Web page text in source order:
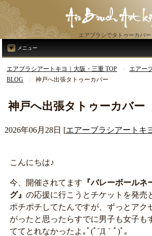
エアブラシでタトゥーカバー
メニュー
エアブラシアートキヨ｜大阪・三重 TOP
エアー
BLOG
神戸へ出張タトゥーカバー
神戸へ出張タトゥーカバー
2026年06月28日 [エアーブラシアートキ
こんにちは♪
今、開催されてます 『バレーボール
グ』 の応援に行こうとチケットを発売
ポチポチしてたんですが、ずっとアク
がったと思ったらすでに男子も女子も
ててとれなかったよ｡ﾟ(ﾟ´Д｀ﾟ)ﾟ｡